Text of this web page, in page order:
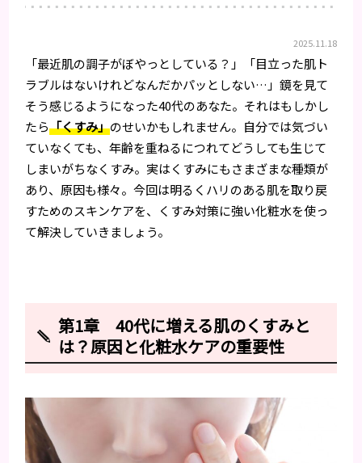
2025.11.18
「最近肌の調子がぼやっとしている？」「目立った肌ト
ラブルはないけれどなんだかパッとしない…」鏡を見て
そう感じるようになった40代のあなた。それはもしかし
たら「くすみ」のせいかもしれません。自分では気づい
ていなくても、年齢を重ねるにつれてどうしても生じて
しまいがちなくすみ。実はくすみにもさまざまな種類が
あり、原因も様々。今回は明るくハリのある肌を取り戻
すためのスキンケアを、くすみ対策に強い化粧水を使っ
て解決していきましょう。
第1章 40代に増える肌のくすみと
は？原因と化粧水ケアの重要性